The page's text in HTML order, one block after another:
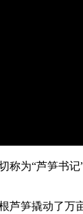
为“芦笋书
笋撬动了万